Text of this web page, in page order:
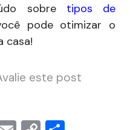
sobre tipos de
pode otimizar o
casa!
este post